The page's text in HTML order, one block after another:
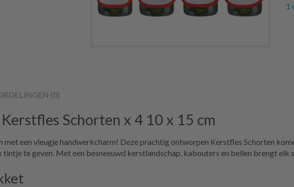
1
(0)
Schorten x 4 10 x 15 cm
een vleugje handwerkcharm! Deze prachtig ontworpen Kerstfles Schorten
te geven. Met een besneeuwd kerstlandschap, kabouters en bellen brengt elk